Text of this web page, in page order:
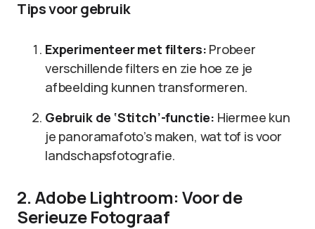
Tips voor gebruik
Experimenteer met filters: Probeer
verschillende filters en zie hoe ze je
afbeelding kunnen transformeren.
Gebruik de ‘Stitch’-functie: Hiermee kun
je panoramafoto’s maken, wat tof is voor
landschapsfotografie.
2. Adobe Lightroom: Voor de
Serieuze Fotograaf